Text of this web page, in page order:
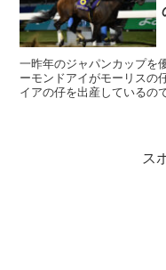
一昨年のジャパンカップを
ーモンドアイがモーリスの
イアの仔を出産しているの
ス